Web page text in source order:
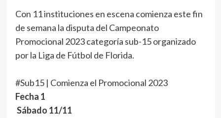
Con 11 instituciones en escena comienza este fin
de semana la disputa del Campeonato
Promocional 2023 categoría sub-15 organizado
por la Liga de Fútbol de Florida.
#Sub15 | Comienza el Promocional 2023
Fecha 1
Sábado 11/11